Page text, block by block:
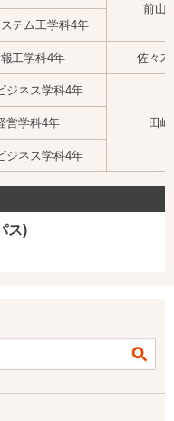
前山
テム工学科4年
工学科4年 佐々
ジネス学科4年
田
営学科4年
ジネス学科4年
ス)